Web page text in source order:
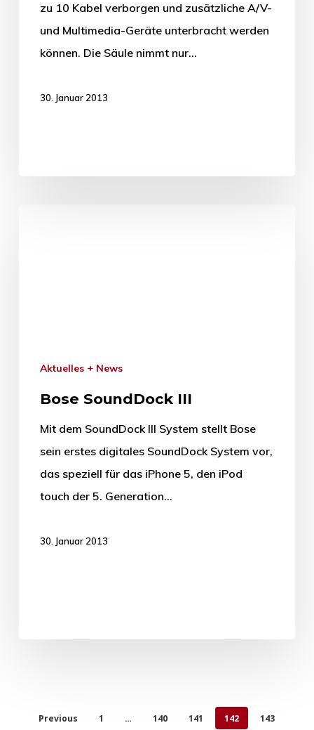
zu 10 Kabel verborgen und zusätzliche A/V-
und Multimedia-Geräte unterbracht werden
können. Die Säule nimmt nur…
30. Januar 2013
Aktuelles + News
Bose SoundDock III
Mit dem SoundDock III System stellt Bose
sein erstes digitales SoundDock System vor,
das speziell für das iPhone 5, den iPod
touch der 5. Generation…
30. Januar 2013
Previous 1 … 140 141 142 143